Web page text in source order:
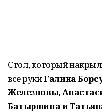
Стол, который
все рукиГалина
Железновы,
Батыршина и